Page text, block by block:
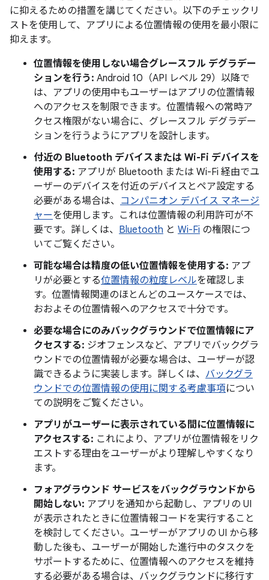
に抑えるための措置を講じてください。以下のチェックリ
ストを使用して、アプリによる位置情報の使用を最小限に
抑えます。
位置情報を使用しない場合グレースフル デグラデー
ションを行う: Android 10（API レベル 29）以降で
は、アプリの使用中もユーザーはアプリの位置情報
へのアクセスを制限できます。位置情報への常時ア
クセス権限がない場合に、グレースフル デグラデー
ションを行うようにアプリを設計します。
付近の Bluetooth デバイスまたは Wi-Fi デバイスを
使用する: アプリが Bluetooth または Wi-Fi 経由でユ
ーザーのデバイスを付近のデバイスとペア設定する
必要がある場合は、 コンパニオン デバイス マネージ
ャーを使用します。これは位置情報の利用許可が不
要です。詳しくは、 Bluetooth と Wi-Fi の権限につ
いてご覧ください。
可能な場合は精度の低い位置情報を使用する: アプ
リが必要とする位置情報の粒度レベルを確認しま
す。位置情報関連のほとんどのユースケースでは、
おおよその位置情報へのアクセスで十分です。
必要な場合にのみバックグラウンドで位置情報にア
クセスする: ジオフェンスなど、アプリでバックグラ
ウンドでの位置情報が必要な場合は、ユーザーが認
識できるように実装します。詳しくは、 バックグラ
ウンドでの位置情報の使用に関する考慮事項につい
ての説明をご覧ください。
アプリがユーザーに表示されている間に位置情報に
アクセスする: これにより、アプリが位置情報をリク
エストする理由をユーザーがより理解しやすくなり
ます。
フォアグラウンド サービスをバックグラウンドから
開始しない: アプリを通知から起動し、アプリの UI
が表示されたときに位置情報コードを実行すること
を検討してください。ユーザーがアプリの UI から移
動した後も、ユーザーが開始した進行中のタスクを
サポートするために、位置情報へのアクセスを維持
する必要がある場合は、バックグラウンドに移行す